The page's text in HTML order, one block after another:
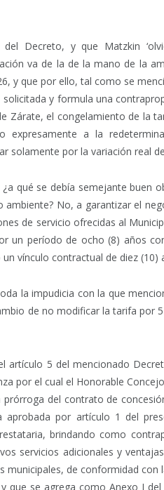
Decreto, y que Matzkin
va de la de la mano de la
y que por ello, tal como se
y formula una
Zárate, el congelamiento de la
expresamente a la
solamente por la variación real
qué se debía semejante buen
ambiente? No, a garantizar el
de servicio ofrecidas al
un período de ocho (8) años
vínculo contractual de diez (10)
la impudicia con la que
de no modificar la tarifa por
artículo 5 del mencionado
por el cual el Honorable
prórroga del contrato de
aprobada por artículo 1 del
brindando como
servicios adicionales y
municipales, de conformidad con
que se agrega como Anexo I